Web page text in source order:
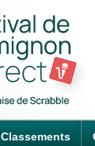
Classements